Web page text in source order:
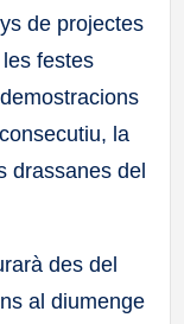
de projectes
les festes
la
drassanes del
des del
al diumenge